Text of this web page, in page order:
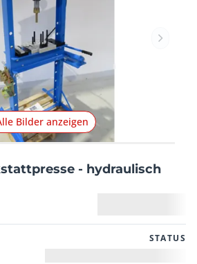
Bilder anzeigen
- hydraulisch
STATUS